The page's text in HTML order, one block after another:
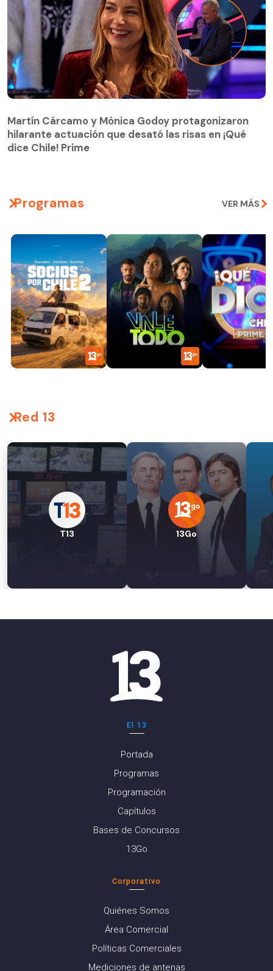
hilarante actuación que desató las risas en ¡Qué
dice Chile! Prime
Martín Cárcamo y Mónica Godoy protagonizaron
hilarante actuación que desató las risas en ¡Qué
dice Chile! Prime
Programas VER MÁS
Red 13
T13 13Go
El 13
Portada
Programas
Programación
Capítulos
Bases de Concursos
13Go
Corporativo
Quiénes Somos
Área Comercial
Políticas Comerciales
Mediciones de antenas